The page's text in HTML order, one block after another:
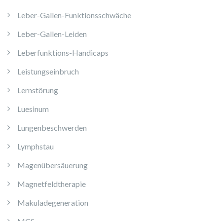
Leber-Gallen-Funktionsschwäche
Leber-Gallen-Leiden
Leberfunktions-Handicaps
Leistungseinbruch
Lernstörung
Luesinum
Lungenbeschwerden
Lymphstau
Magenübersäuerung
Magnetfeldtherapie
Makuladegeneration